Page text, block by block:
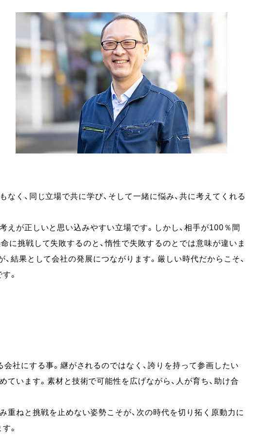
なく、同じ立場で共に学び、そして一緒に悩み、共に考えてくれる
えが正しいと思い込みやすい立場です。しかし、相手が100％間
に挑戦して失敗するのと、惰性で失敗するのとでは意味が違いま
、結果として会社の発展につながります。厳しい時代だからこそ、
。
社にする事。継がされるのではなく、誇りを持って参画したい
います。素材と技術で可能性を広げながら、人が育ち、助け合
重ねと挑戦を止めない姿勢こそが、次の時代を切り拓く原動力に
。